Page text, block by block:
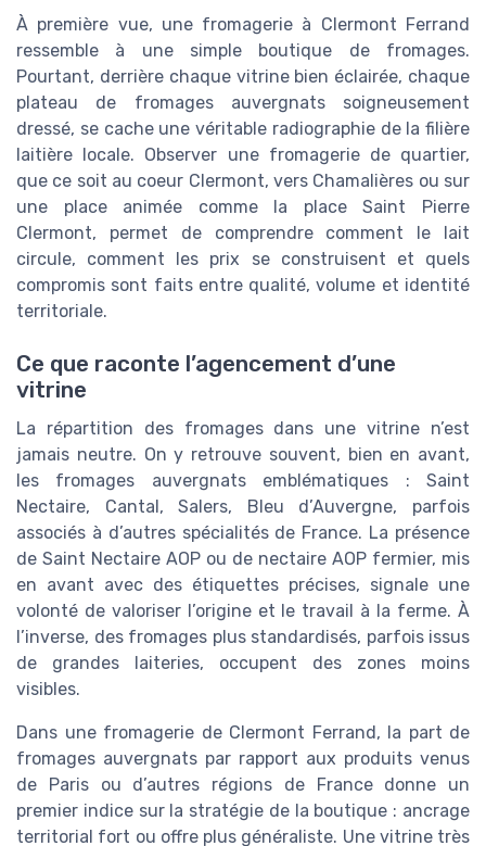
À première vue, une fromagerie à Clermont Ferrand
ressemble à une simple boutique de fromages.
Pourtant, derrière chaque vitrine bien éclairée, chaque
plateau de fromages auvergnats soigneusement
dressé, se cache une véritable radiographie de la filière
laitière locale. Observer une fromagerie de quartier,
que ce soit au coeur Clermont, vers Chamalières ou sur
une place animée comme la place Saint Pierre
Clermont, permet de comprendre comment le lait
circule, comment les prix se construisent et quels
compromis sont faits entre qualité, volume et identité
territoriale.
Ce que raconte l’agencement d’une
vitrine
La répartition des fromages dans une vitrine n’est
jamais neutre. On y retrouve souvent, bien en avant,
les fromages auvergnats emblématiques : Saint
Nectaire, Cantal, Salers, Bleu d’Auvergne, parfois
associés à d’autres spécialités de France. La présence
de Saint Nectaire AOP ou de nectaire AOP fermier, mis
en avant avec des étiquettes précises, signale une
volonté de valoriser l’origine et le travail à la ferme. À
l’inverse, des fromages plus standardisés, parfois issus
de grandes laiteries, occupent des zones moins
visibles.
Dans une fromagerie de Clermont Ferrand, la part de
fromages auvergnats par rapport aux produits venus
de Paris ou d’autres régions de France donne un
premier indice sur la stratégie de la boutique : ancrage
territorial fort ou offre plus généraliste. Une vitrine très